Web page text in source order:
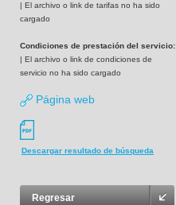
| El archivo o link de tarifas no ha sido
cargado
Condiciones de prestación del servicio:
| El archivo o link de condiciones de
servicio no ha sido cargado
Página web
Descargar resultado de búsqueda
Regresar